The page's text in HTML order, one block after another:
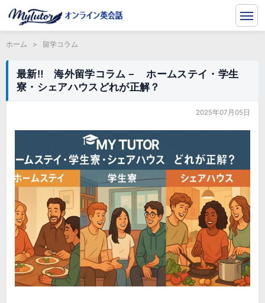
ホーム > 留学コラム
最新‼ 海外留学コラム－ ホームステイ・学生
寮・シェアハウスどれが正解？
2025年07月05日